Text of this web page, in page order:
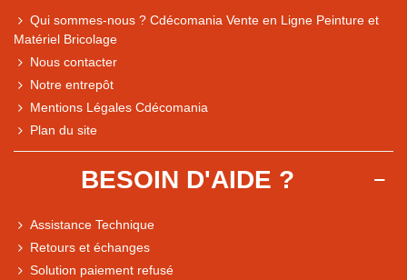
Qui sommes-nous ? Cdécomania Vente en Ligne Peinture et
Matériel Bricolage
Nous contacter
Notre entrepôt
Mentions Légales Cdécomania
Plan du site
BESOIN D'AIDE ?
Assistance Technique
Retours et échanges
Solution paiement refusé